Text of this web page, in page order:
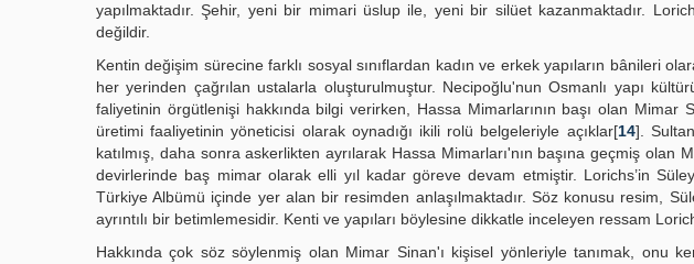
yapılmaktadır. Şehir, yeni bir mimari üslup ile, yeni bir silüet kazanmaktadır.
değildir.
Kentin değişim sürecine farklı sosyal sınıflardan kadın ve erkek yapıların bânileri
her yerinden çağrılan ustalarla oluşturulmuştur. Necipoğlu'nun Osmanlı yapı
faliyetinin örgütlenişi hakkında bilgi verirken, Hassa Mimarlarının başı olan Mimar
üretimi faaliyetinin yöneticisi olarak oynadığı ikili rolü belgeleriyle açıklar[14].
katılmış, daha sonra askerlikten ayrılarak Hassa Mimarları'nın başına geçmiş
devirlerinde baş mimar olarak elli yıl kadar göreve devam etmiştir. Lorichs’in
Türkiye Albümü içinde yer alan bir resimden anlaşılmaktadır. Söz konusu resim,
ayrıntılı bir betimlemesidir. Kenti ve yapıları böylesine dikkatle inceleyen ressam
Hakkında çok söz söylenmiş olan Mimar Sinan'ı kişisel yönleriyle tanımak, onu